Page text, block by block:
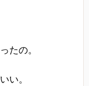
たの。
い。